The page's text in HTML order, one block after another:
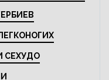
СЕХУДО